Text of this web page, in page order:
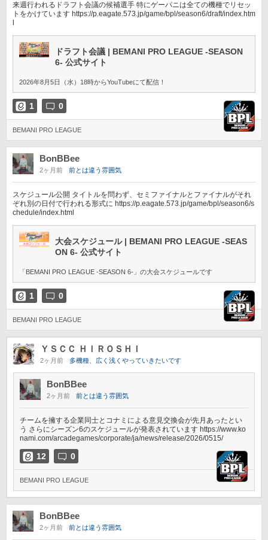
来週行われるドラフト会議の候補選手 特にゲーパニは全ての機種でリセッ
トをかけています https://p.eagate.573.jp/game/bpl/season6/draft/index.htm
ドラフト会議 | BEMANI PRO LEAGUE -SEASON
6- 公式サイト
2026年8月5日（水）18時からYouTubeにて配信！
1 0
BEMANI PRO LEAGUE
BonBBee
2ヶ月前 前とは違う雰囲気
スケジュール公開 タイトルを問わず、セミファイナルとファイナルがそれ
ぞれ別の日付で行われる形式に https://p.eagate.573.jp/game/bpl/season6/s
chedule/index.html
大会スケジュール | BEMANI PRO LEAGUE -SEAS
ON 6- 公式サイト
「BEMANI PRO LEAGUE -SEASON 6-」の大会スケジュールです
1 0
BEMANI PRO LEAGUE
ＹＳＣＣ ＨＩＲＯＳＨＩ
2ヶ月前 多機種、広く浅くやっていきたいです
BonBBee
2ヶ月前 前とは違う雰囲気
チームを擁する企業同士とコナミによる意見交換会が先月あったとい
う さらにシーズン6のスケジュールが発表されています https://www.ko
nami.com/arcadegames/corporate/ja/news/release/2026/0515/
12 0
BEMANI PRO LEAGUE
BonBBee
2ヶ月前 前とは違う雰囲気